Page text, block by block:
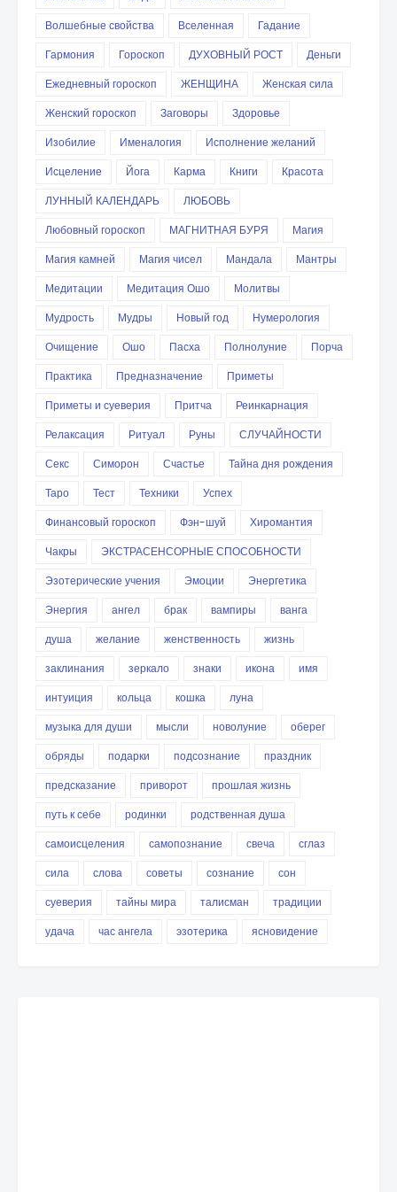
Волшебные свойства
Вселенная
Гадание
Гармония
Гороскоп ДУХОВНЫЙ РОСТ
Деньги
Ежедневный гороскоп
ЖЕНЩИНА
Женская сила
Женский гороскоп
Заговоры
Здоровье
Изобилие
Именалогия
Исполнение желаний
Исцеление
Йога Карма Книги
Красота
ЛУННЫЙ КАЛЕНДАРЬ
ЛЮБОВЬ
Любовный гороскоп
МАГНИТНАЯ БУРЯ
Магия
Магия камней
Магия чисел Мандала
Мантры
Медитации
Медитация Ошо
Молитвы
Мудрость
Мудры Новый год
Нумерология
Очищение
Ошо Пасха Полнолуние
Порча
Практика
Предназначение
Приметы
Приметы и суеверия
Притча
Реинкарнация
Релаксация
Ритуал Руны
СЛУЧАЙНОСТИ
Секс
Симорон Счастье
Тайна дня рождения
Таро
Тест Техники
Успех
Финансовый гороскоп
Фэн-шуй
Хиромантия
Чакры
ЭКСТРАСЕНСОРНЫЕ СПОСОБНОСТИ
Эзотерические учения
Эмоции
Энергетика
Энергия
ангел брак вампиры
ванга
душа
желание женственность
жизнь
заклинания
зеркало знаки икона
имя
интуиция
кольца кошка
луна
музыка для души
мысли новолуние
оберег
обряды
подарки подсознание
праздник
предсказание
приворот
прошлая жизнь
путь к себе
родинки
родственная душа
самоисцеления
самопознание свеча
сглаз
сила
слова советы сознание
сон
суеверия
тайны мира талисман
традиции
удача
час ангела эзотерика ясновидение